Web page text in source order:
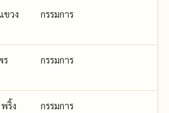
ขวง
กรรมการ
ร
กรรมการ
ริ้ง
กรรมการ